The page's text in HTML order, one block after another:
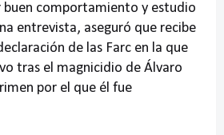
buen comportamiento y estudio
entrevista, aseguró que recibe
de las Farc en la que
tras el magnicidio de Álvaro
por el que él fue